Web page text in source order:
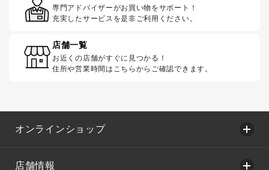
専門アドバイザーがお買い物をサポート！
充実したサービスを是非ご利用ください。
店舗一覧
お近くの店舗がすぐに見つかる！
住所や営業時間はこちらからご確認できます。
オンラインショップ
店舗情報